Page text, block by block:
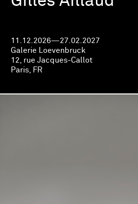
11.12.2026—27.02.2027
Galerie Loevenbruck
12, rue Jacques-Callot
Paris, FR